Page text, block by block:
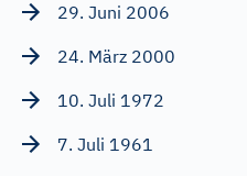
29. Juni 2006
24. März 2000
10. Juli 1972
7. Juli 1961